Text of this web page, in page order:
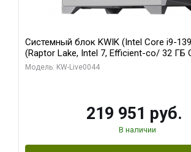
Системный блок KWIK (Intel Core i9-
(Raptor Lake, Intel 7, Efficient-co/ 32 ГБ
модуля)/ Gigabyte RTX5070Ti AERO OC
Модель: KW-Live0044
219 951 руб.
В наличии